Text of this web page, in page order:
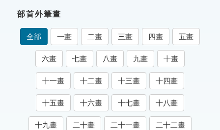
成語故事
索引選單
知識索引
單字索引
生命大百科索引
遊戲專區
部首外筆畫
全部 一畫 二畫 三畫 四畫 五畫
六畫 七畫 八畫 九畫 十畫
十一畫 十二畫 十三畫 十四畫
十五畫 十六畫 十七畫 十八畫
十九畫 二十畫 二十一畫 二十二畫